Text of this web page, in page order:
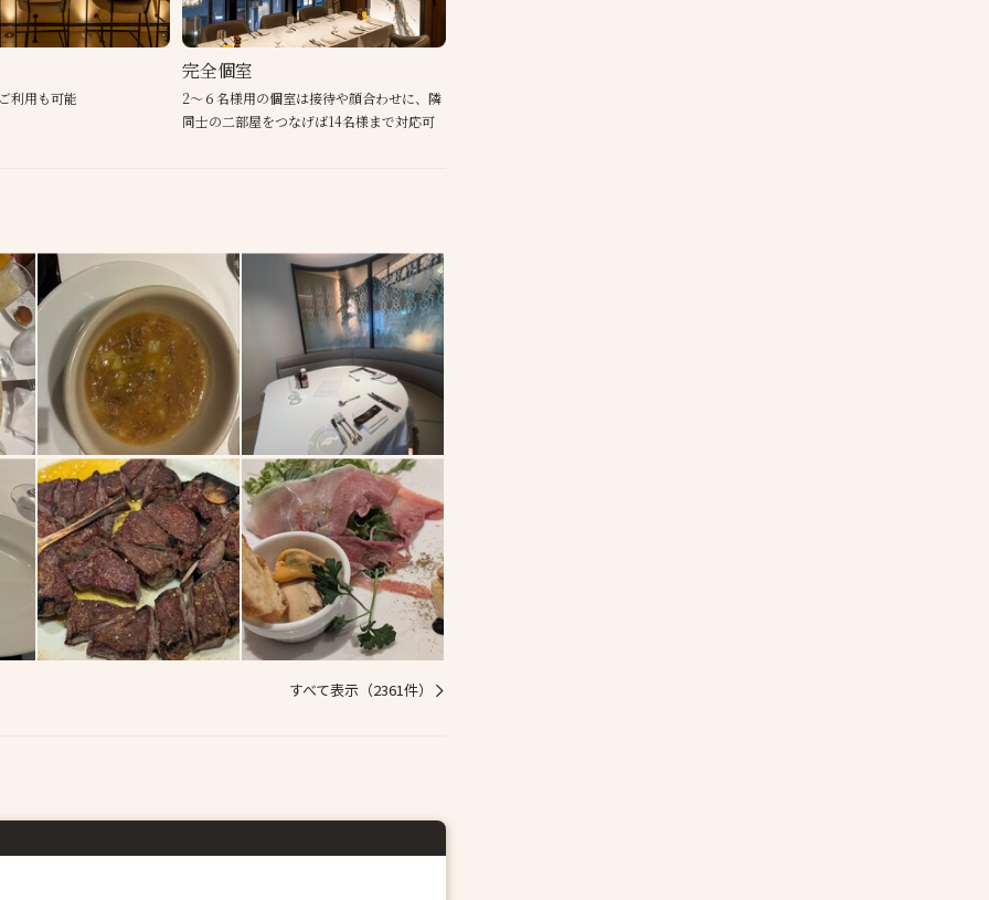
利用も可能
完全個室
2～６名様用の個室は接待や顔合わせに、隣
同士の二部屋をつなげば14名様まで対応可
すべて表示（2361件）